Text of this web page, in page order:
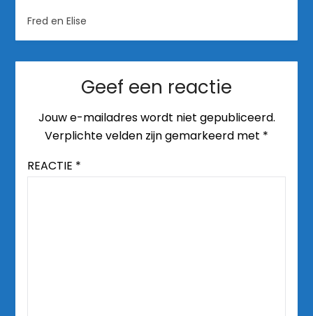
Fred en Elise
Geef een reactie
Jouw e-mailadres wordt niet gepubliceerd.
Verplichte velden zijn gemarkeerd met *
REACTIE *